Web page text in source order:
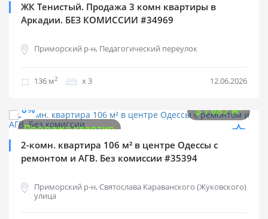
ЖК Тенистый. Продажа 3 комн квартиры в
Аркадии. БЕЗ КОМИССИИ #34969
Приморский р-н, Педагогический переулок
136 м2 х 3 12.06.2026
0%
$1 687 м2
Продажа квартир
2-комн. квартира 106 м² в центре Одессы с
ремонтом и АГВ. Без комиссии #35394
Приморский р-н, Святослава Караванского (Жуковского)
улица